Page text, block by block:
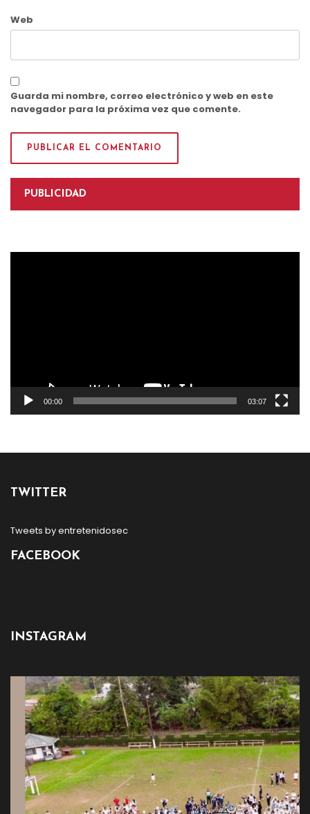
Web
Guarda mi nombre, correo electrónico y web en este
navegador para la próxima vez que comente.
PUBLICIDAD
00:00 03:07
TWITTER
Tweets by entretenidosec
FACEBOOK
INSTAGRAM